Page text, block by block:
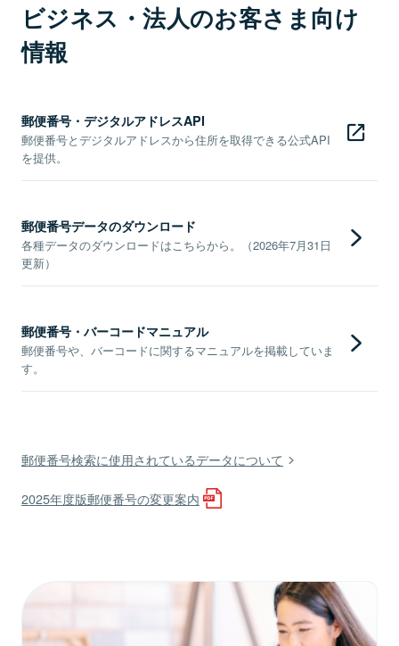
ビジネス・法人のお客さま向け
情報
郵便番号・デジタルアドレスAPI
郵便番号とデジタルアドレスから住所を取得できる公式API
を提供。
郵便番号データのダウンロード
各種データのダウンロードはこちらから。（2026年7月31日
更新）
郵便番号・バーコードマニュアル
郵便番号や、バーコードに関するマニュアルを掲載していま
す。
郵便番号検索に使用されているデータについて
2025年度版郵便番号の変更案内